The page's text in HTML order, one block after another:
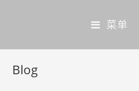
菜单
Blog